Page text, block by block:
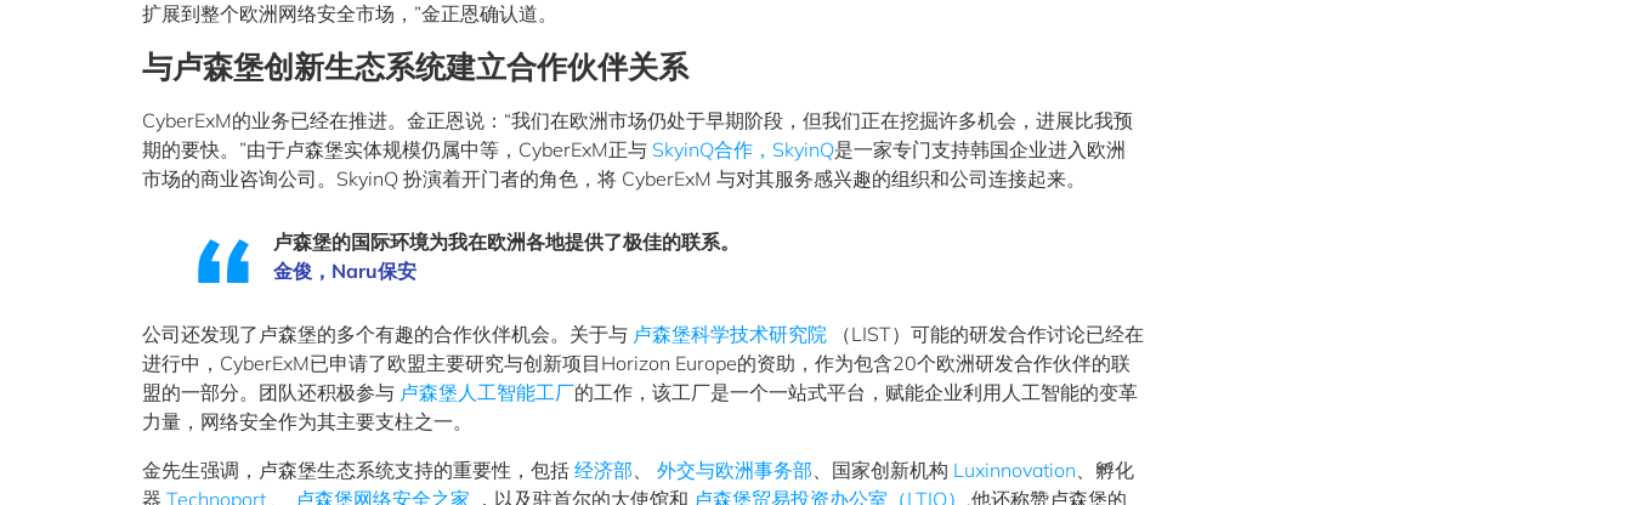
扩展到整个欧洲网络安全市场，”金正恩确认道。
与卢森堡创新生态系统建立合作伙伴关系
CyberExM的业务已经在推进。金正恩说：“我们在欧洲市场仍处于早期阶段，但我们正在挖掘许多机会，进展比我预
期的要快。”由于卢森堡实体规模仍属中等，CyberExM正与 SkyinQ合作，SkyinQ是一家专门支持韩国企业进入欧洲
市场的商业咨询公司。SkyinQ 扮演着开门者的角色，将 CyberExM 与对其服务感兴趣的组织和公司连接起来。
卢森堡的国际环境为我在欧洲各地提供了极佳的联系。
金俊，Naru保安
公司还发现了卢森堡的多个有趣的合作伙伴机会。关于与 卢森堡科学技术研究院 （LIST）可能的研发合作讨论已经在
进行中，CyberExM已申请了欧盟主要研究与创新项目Horizon Europe的资助，作为包含20个欧洲研发合作伙伴的联
盟的一部分。团队还积极参与 卢森堡人工智能工厂的工作，该工厂是一个一站式平台，赋能企业利用人工智能的变革
力量，网络安全作为其主要支柱之一。
金先生强调，卢森堡生态系统支持的重要性，包括 经济部、 外交与欧洲事务部、国家创新机构 Luxinnovation、孵化
器 Technoport 、 卢森堡网络安全之家 ，以及驻首尔的大使馆和 卢森堡贸易投资办公室（LTIO） .他还称赞卢森堡的